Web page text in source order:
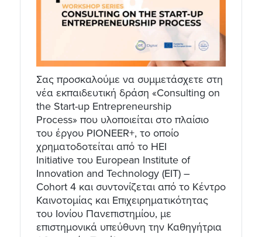
Σας προσκαλούμε να συμμετάσχετε στη
νέα εκπαιδευτική δράση «Consulting on
the Start-up Entrepreneurship
Process» που υλοποιείται στο πλαίσιο
του έργου PIONEER+, το οποίο
χρηματοδοτείται από το HEI
Initiative του European Institute of
Innovation and Technology (EIT) –
Cohort 4 και συντονίζεται από το Κέντρο
Καινοτομίας και Επιχειρηματικότητας
του Ιονίου Πανεπιστημίου, με
επιστημονικά υπεύθυνη την Καθηγήτρια